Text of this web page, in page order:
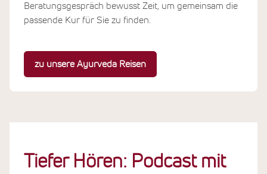
Beratungsgespräch bewusst Zeit, um gemeinsam die
passende Kur für Sie zu finden.
zu unsere Ayurveda Reisen
Tiefer Hören: Podcast mit